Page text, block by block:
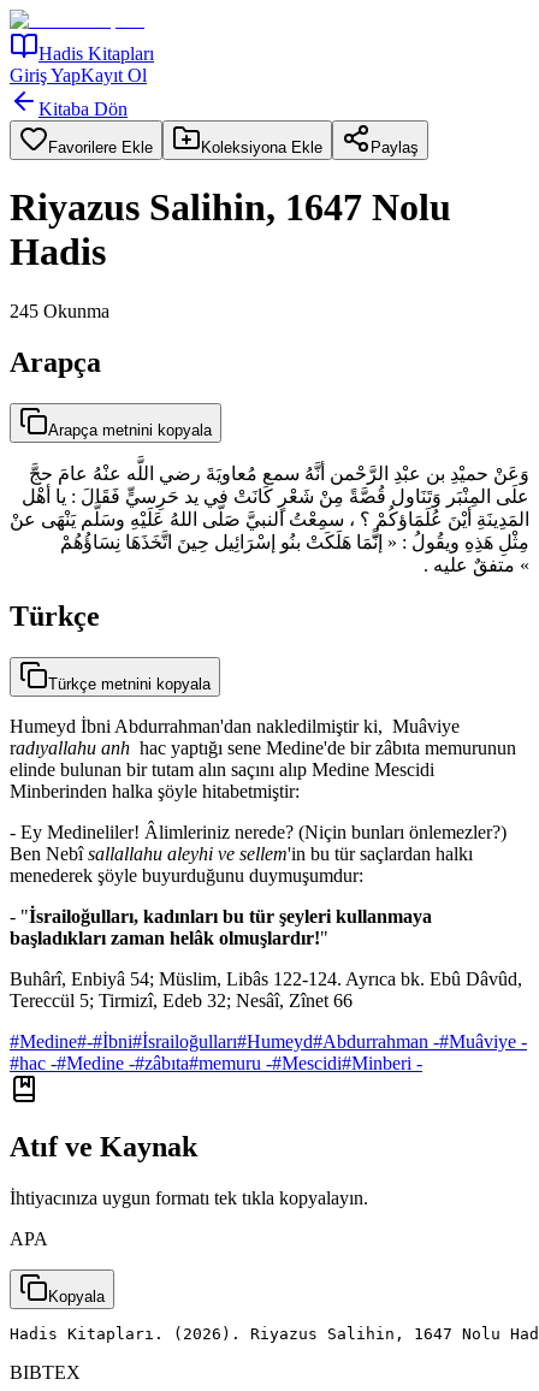
Hadis Kitapları
Giriş YapKayıt Ol
Kitaba Dön
Favorilere Ekle Koleksiyona Ekle Paylaş
Riyazus Salihin, 1647 Nolu
Hadis
245 Okunma
Arapça
Arapça metnini kopyala
وَعَنْ حميْدِ بن عبْدِ الرَّحْمن أنَّهُ سمع مُعاويَةَ رضي اللَّه عنْهُ عامَ حجَّ
علَى المِنْبَر وَتَنَاول قُصَّةً مِنْ شَعْرٍ كَانَتْ في يد حَرِسيٍّ فَقَالَ : يا أهْل
المَدِينَةِ أيْنَ عُلَمَاؤكُمْ ؟ ، سمِعْتُ النبيَّ صَلّى اللهُ عَلَيْهِ وسَلَّم يَنْهَى عنْ
مِثْلِ هَذِهِ ويقُولُ : « إنًَّمَا هَلَكَتْ بنُو إسْرَائِيل حِينَ اتَّخَذَهَا نِسَاؤُهُمْ
» متفقٌ عليه .
Türkçe
Türkçe metnini kopyala
Humeyd İbni Abdurrahman'dan nakledilmiştir ki, Muâviye
radıyallahu anh hac yaptığı sene Medine'de bir zâbıta memurunun
elinde bulunan bir tutam alın saçını alıp Medine Mescidi
Minberinden halka şöyle hitabetmiştir:
- Ey Medineliler! Âlimleriniz nerede? (Niçin bunları önlemezler?)
Ben Nebîsallallahu aleyhi ve sellem'in bu tür saçlardan halkı
menederek şöyle buyurduğunu duymuşumdur:
- "İsrailoğulları, kadınları bu tür şeyleri kullanmaya
başladıkları zaman helâk olmuşlardır!"
Buhârî, Enbiyâ 54; Müslim, Libâs 122-124. Ayrıca bk. Ebû Dâvûd,
Tereccül 5; Tirmizî, Edeb 32; Nesâî, Zînet 66
#Medine#-#İbni#İsrailoğulları#Humeyd#Abdurrahman -#Muâviye -
#hac -#Medine -#zâbıta#memuru -#Mescidi#Minberi -
Atıf ve Kaynak
İhtiyacınıza uygun formatı tek tıkla kopyalayın.
APA
Kopyala
Hadis Kitapları. (2026). Riyazus Salihin, 1647 Nolu
BIBTEX